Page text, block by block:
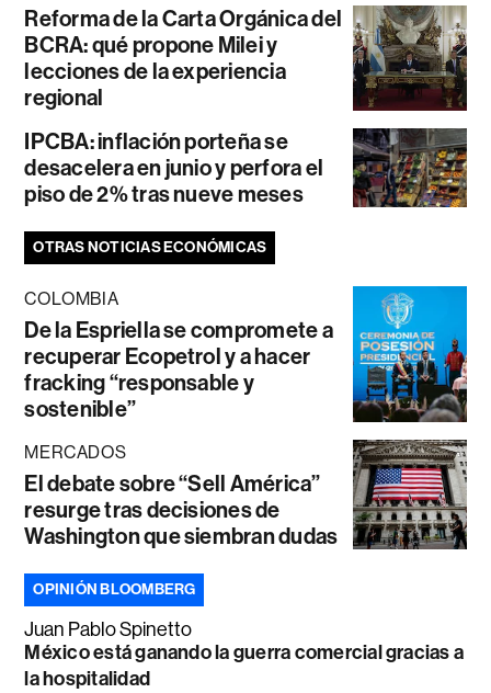
Reforma de la Carta Orgánica del
BCRA: qué propone Milei y
lecciones de la experiencia
regional
IPCBA: inflación porteña se
desacelera en junio y perfora el
piso de 2% tras nueve meses
OTRAS NOTICIAS ECONÓMICAS
COLOMBIA
De la Espriella se compromete a
recuperar Ecopetrol y a hacer
fracking “responsable y
sostenible”
MERCADOS
El debate sobre “Sell América”
resurge tras decisiones de
Washington que siembran dudas
OPINIÓN BLOOMBERG
Juan Pablo Spinetto
México está ganando la guerra comercial gracias a
la hospitalidad